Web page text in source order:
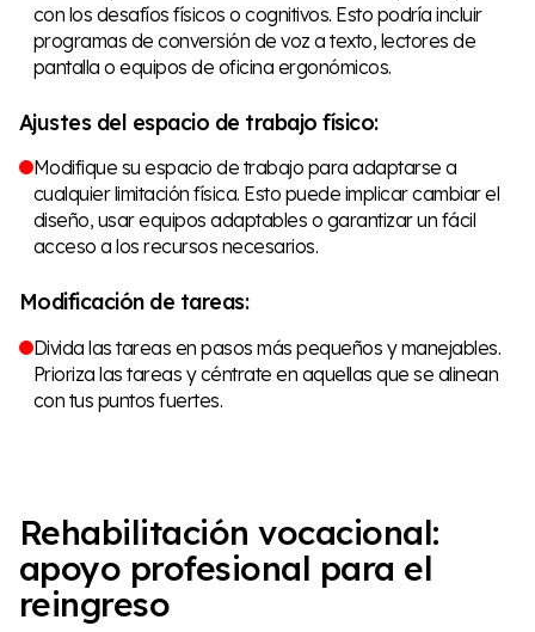
con los desafíos físicos o cognitivos. Esto podría incluir
programas de conversión de voz a texto, lectores de
pantalla o equipos de oficina ergonómicos.
Ajustes del espacio de trabajo físico:
Modifique su espacio de trabajo para adaptarse a
cualquier limitación física. Esto puede implicar cambiar el
diseño, usar equipos adaptables o garantizar un fácil
acceso a los recursos necesarios.
Modificación de tareas:
Divida las tareas en pasos más pequeños y manejables.
Prioriza las tareas y céntrate en aquellas que se alinean
con tus puntos fuertes.
Rehabilitación vocacional:
apoyo profesional para el
reingreso